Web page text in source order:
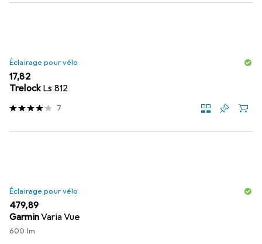
Éclairage pour vélo
EUR
17,82
TrelockLs 812
7
Éclairage pour vélo
EUR
479,89
GarminVaria Vue
600 lm